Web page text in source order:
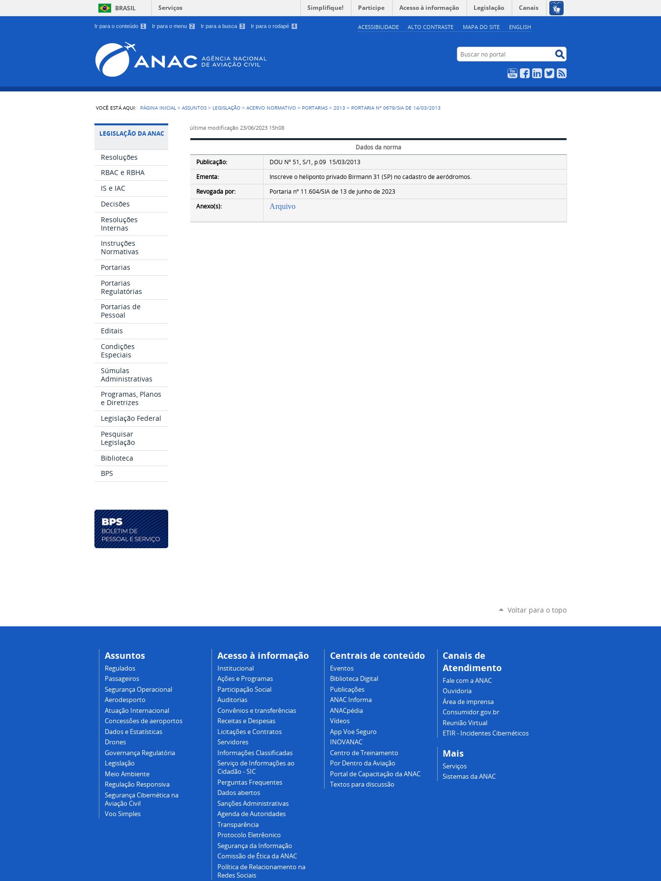
Ir para o conteúdo 1 Ir para o menu 2 Ir para a busca 3 Ir para o rodapé 4 ACESSIBILIDADE ALTO CONTRASTE MAPA DO SITE ENGLISH
BRASIL Serviços Simplifique! Participe Acesso à informação Legislação Canais
Buscar no portal
YouTubeFacebookLinkedIn
Twitter
VOCÊ ESTÁ AQUI: PÁGINA INICIAL >ASSUNTOS > LEGISLAÇÃO >ACERVO NORMATIVO > PORTARIAS >2013 > PORTARIA Nº 0679/SIA DE 14/03/2013
LEGISLAÇÃO DA ANAC
Resoluções
RBAC e RBHA
IS e IAC
Decisões
Resoluções
Internas
Instruções
Normativas
Portarias
Portarias
Regulatórias
Portarias de
Pessoal
Editais
Condições
Especiais
Súmulas
Administrativas
Programas, Planos
e Diretrizes
Legislação Federal
Pesquisar
Legislação
Biblioteca
BPS
última modificação 23/06/2023 15h08
Dados da norma
Publicação:
DOU Nº 51, S/1, p.09 15/03/2013
Ementa:
Inscreve o heliponto privado Birmann 31 (SP) no cadastro de aeródromos.
Revogada por:
Portaria nº 11.604/SIA de 13 de junho de 2023
Anexo(s):
Arquivo
Voltar para o topo
Assuntos
Regulados
Passageiros
Segurança Operacional
Aerodesporto
Atuação Internacional
Concessões de aeroportos
Dados e Estatísticas
Drones
Governança Regulatória
Legislação
Meio Ambiente
Regulação Responsiva
Segurança Cibernética na
Aviação Civil
Voo Simples
Acesso à informação
Institucional
Ações e Programas
Participação Social
Auditorias
Convênios e transferências
Receitas e Despesas
Licitações e Contratos
Servidores
Informações Classificadas
Serviço de Informações ao
Cidadão - SIC
Perguntas Frequentes
Dados abertos
Sanções Administrativas
Agenda de Autoridades
Transparência
Protocolo Eletrêonico
Segurança da Informação
Comissão de Ética da ANAC
Política de Relacionamento na
Redes Sociais
Centrais de conteúdo
Eventos
Biblioteca Digital
Publicações
ANAC Informa
ANACpédia
Vídeos
App Voe Seguro
INOVANAC
Centro de Treinamento
Por Dentro da Aviação
Portal de Capacitação da ANAC
Textos para discussão
Canais de
Atendimento
Fale com a ANAC
Ouvidoria
Área de imprensa
Consumidor.gov.br
Reunião Virtual
ETIR - Incidentes Cibernéticos
Mais
Serviços
Sistemas da ANAC